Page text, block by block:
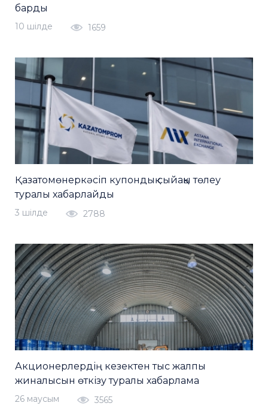
барды
10 шiлде 1659
Қазатомөнеркәсіп купондық сыйақы төлеу
туралы хабарлайды
3 шiлде 2788
Акционерлердің кезектен тыс жалпы
жиналысын өткізу туралы хабарлама
26 маусым 3565